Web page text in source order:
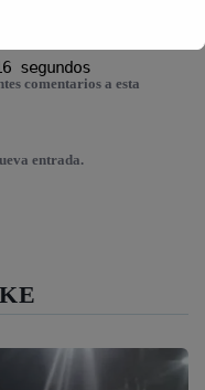
comentarios a esta
entrada.
segundos